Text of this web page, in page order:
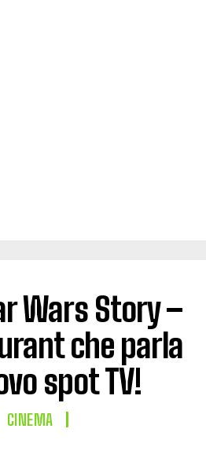
Wars Story –
che parla
spot TV!
CINEMA